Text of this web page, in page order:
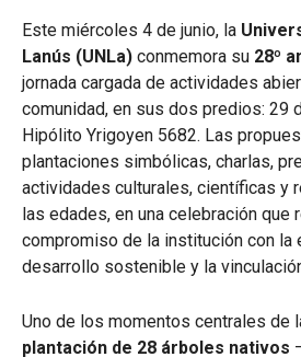
Este miércoles 4 de junio, la
Lanús (UNLa) conmemora su 28º
jornada cargada de actividades
comunidad, en sus dos predios: 29
Hipólito Yrigoyen 5682. Las
plantaciones simbólicas, charlas,
actividades culturales, científicas y
las edades, en una celebración que
compromiso de la institución con la
desarrollo sostenible y la
Uno de los momentos centrales de
plantación de 28 árboles nativos